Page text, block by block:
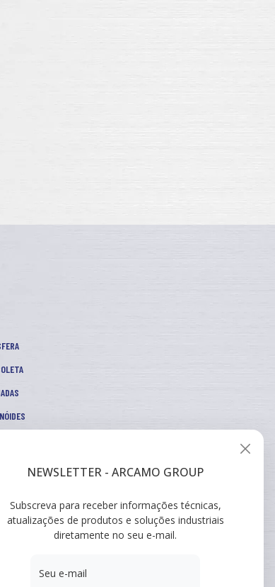
NEWSLETTER - ARCAMO GROUP
Subscreva para receber informações técnicas,
atualizações de produtos e soluções industriais
diretamente no seu e-mail.
Seu e-mail